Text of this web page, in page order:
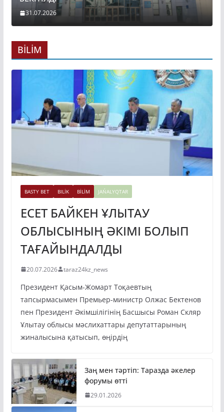
31.07.2026
BİLİM
BASTY BET BILİK BİLİM JAŃALYQTAR
ЕСЕТ БАЙКЕН ҰЛЫТАУ
ОБЛЫСЫНЫҢ ӘКІМІ БОЛЫП
ТАҒАЙЫНДАЛДЫ
20.07.2026 taraz24kz_news
Президент Қасым-Жомарт Тоқаевтың
тапсырмасымен Премьер-министр Олжас Бектенов
пен Президент Әкімшілігінің Басшысы Роман Скляр
Ұлытау облысы мәслихаттары депутаттарының
жиналысына қатысып, өңірдің
Заң мен тәртіп: Таразда әкелер
форумы өтті
29.01.2026